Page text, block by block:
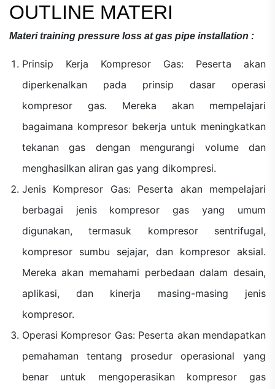
OUTLINE MATERI
Materitraining pressure loss at gas pipe installation :
Prinsip Kerja Kompresor Gas: Peserta akan
diperkenalkan pada prinsip dasar operasi
kompresor gas. Mereka akan mempelajari
bagaimana kompresor bekerja untuk meningkatkan
tekanan gas dengan mengurangi volume dan
menghasilkan aliran gas yang dikompresi.
Jenis Kompresor Gas: Peserta akan mempelajari
berbagai jenis kompresor gas yang umum
digunakan, termasuk kompresor sentrifugal,
kompresor sumbu sejajar, dan kompresor aksial.
Mereka akan memahami perbedaan dalam desain,
aplikasi, dan kinerja masing-masing jenis
kompresor.
Operasi Kompresor Gas: Peserta akan mendapatkan
pemahaman tentang prosedur operasional yang
benar untuk mengoperasikan kompresor gas